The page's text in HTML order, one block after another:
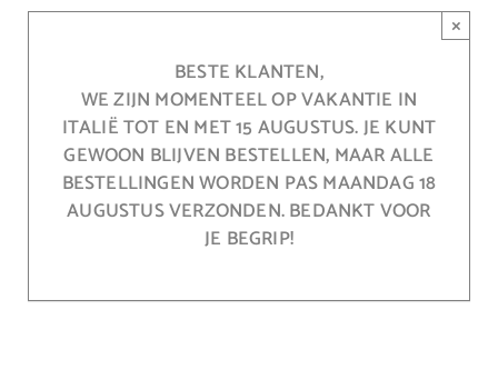
BESTE KLANTEN,
WE ZIJN MOMENTEEL OP VAKANTIE IN
ITALIË TOT EN MET 15 AUGUSTUS. JE KUNT
GEWOON BLIJVEN BESTELLEN, MAAR ALLE
BESTELLINGEN WORDEN PAS MAANDAG 18
AUGUSTUS VERZONDEN. BEDANKT VOOR
JE BEGRIP!
×